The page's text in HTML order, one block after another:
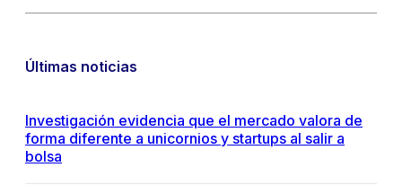
Últimas noticias
Investigación evidencia que el mercado valora de
forma diferente a unicornios y startups al salir a
bolsa